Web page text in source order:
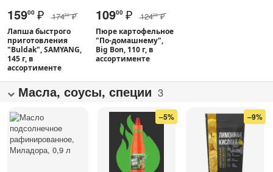
15900 ₽ 17450 ₽
Лапша быстрого
приготовления
"Buldak", SAMYANG,
145 г, в
ассортименте
10900 ₽ 12400 ₽
Пюре картофельное
"По-домашнему",
Big Bon, 110 г, в
ассортименте
Масла, соусы, специи 3
–5% –9%